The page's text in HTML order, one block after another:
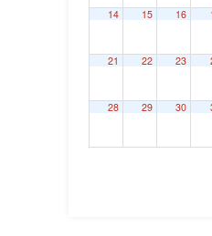
14 15 16
21 22 23
28 29 30